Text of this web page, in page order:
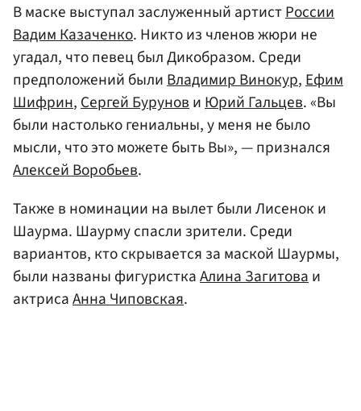
В маске выступал заслуженный артистРоссии
Вадим Казаченко. Никто из членов жюри не
угадал, что певец был Дикобразом. Среди
предположений былиВладимир Винокур,Ефим
Шифрин,Сергей БуруновиЮрий Гальцев. «Вы
были настолько гениальны, у меня не было
мысли, что это можете быть Вы», — признался
Алексей Воробьев.
Также в номинации на вылет были Лисенок и
Шаурма. Шаурму спасли зрители. Среди
вариантов, кто скрывается за маской Шаурмы,
были названы фигуристкаАлина Загитова и
актрисаАнна Чиповская.